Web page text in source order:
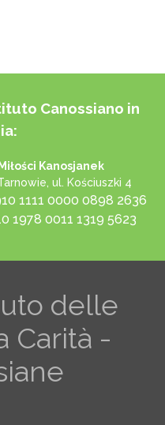
Canossiano in
Kanosjanek
ul. Kościuszki 4
1111 0000 0898 2636
1978 0011 1319 5623
delle
Carità -